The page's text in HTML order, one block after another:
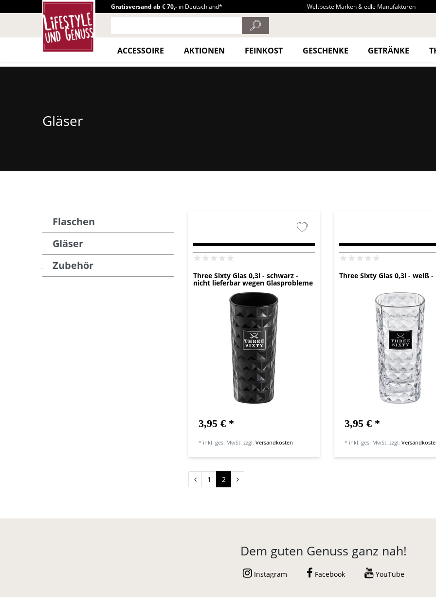
Gratisversand ab € 70,- in Deutschland* Weltbeste Marken & edle Manufakturen
ACCESSOIRE AKTIONEN FEINKOST GESCHENKE GETRÄNKE
Accessoire Gläser
Gläser
Flaschen
Gläser
Zubehör
Three Sixty Glas 0,3l - schwarz -
nicht lieferbar wegen Glasprobleme
3,95 € *
* inkl. ges. MwSt. zzgl.Versandkosten
Three Sixty Glas 0,3l - weiß -
3,95 € *
* inkl. ges. MwSt. zzgl.
1 2
Dem guten Genuss ganz nah!
Instagram Facebook YouTube